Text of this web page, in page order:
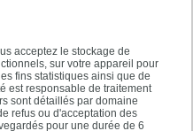
acceptez le stockage de
sur votre appareil pour
fins statistiques ainsi que de
est responsable de traitement
sont détaillés par domaine
refus ou d'acceptation des
pour une durée de 6